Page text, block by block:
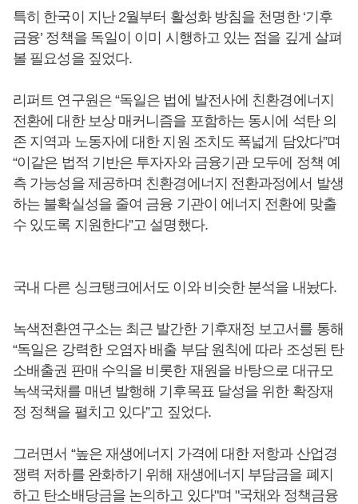
특히 한국이 지난 2월부터 활성화 방침을 천명한 ‘기후
금융’ 정책을 독일이 이미 시행하고 있는 점을 깊게 살펴
볼 필요성을 짚었다.
리퍼트 연구원은 “독일은 법에 발전사에 친환경에너지
전환에 대한 보상 매커니즘을 포함하는 동시에 석탄 의
존 지역과 노동자에 대한 지원 조치도 폭넓게 담았다”며
“이같은 법적 기반은 투자자와 금융기관 모두에 정책 예
측 가능성을 제공하며 친환경에너지 전환과정에서 발생
하는 불확실성을 줄여 금융 기관이 에너지 전환에 맞출
수 있도록 지원한다”고 설명했다.
국내 다른 싱크탱크에서도 이와 비슷한 분석을 내놨다.
녹색전환연구소는 최근 발간한 기후재정 보고서를 통해
“독일은 강력한 오염자 배출 부담 원칙에 따라 조성된 탄
소배출권 판매 수익을 비롯한 재원을 바탕으로 대규모
녹색국채를 매년 발행해 기후목표 달성을 위한 확장재
정 정책을 펼치고 있다”고 짚었다.
그러면서 “높은 재생에너지 가격에 대한 저항과 산업경
쟁력 저하를 완화하기 위해 재생에너지 부담금을 폐지
하고 탄소배당금을 논의하고 있다"며 "국채와 정책금융